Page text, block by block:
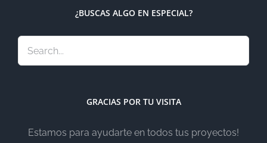
¿BUSCAS ALGO EN ESPECIAL?
GRACIAS POR TU VISITA
Estamos para ayudarte en todos tus proyectos!